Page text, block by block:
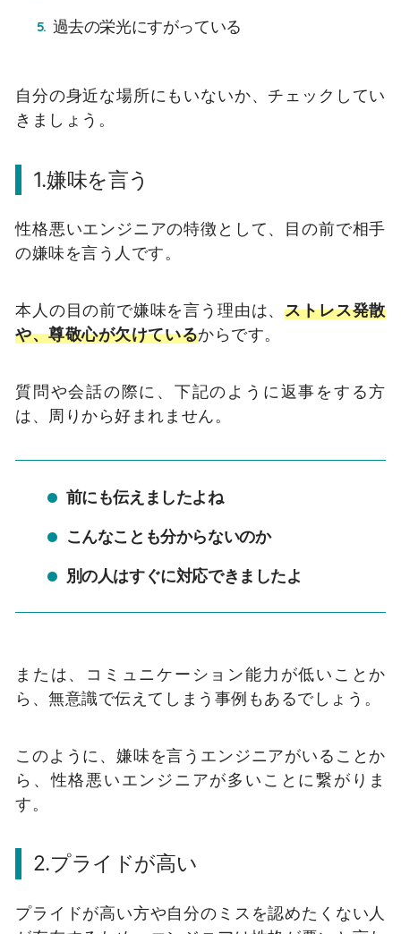
過去の栄光にすがっている
自分の身近な場所にもいないか、チェックしてい
きましょう。
1.嫌味を言う
性格悪いエンジニアの特徴として、目の前で相手
の嫌味を言う人です。
本人の目の前で嫌味を言う理由は、ストレス発散
や、尊敬心が欠けているからです。
質問や会話の際に、下記のように返事をする方
は、周りから好まれません。
前にも伝えましたよね
こんなことも分からないのか
別の人はすぐに対応できましたよ
または、コミュニケーション能力が低いことか
ら、無意識で伝えてしまう事例もあるでしょう。
このように、嫌味を言うエンジニアがいることか
ら、性格悪いエンジニアが多いことに繋がりま
す。
2.プライドが高い
プライドが高い方や自分のミスを認めたくない人